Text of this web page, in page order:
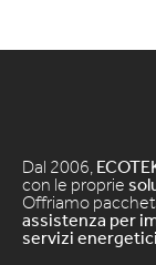
Dal 2006,
con le proprie
Offriamo
assistenza per
servizi